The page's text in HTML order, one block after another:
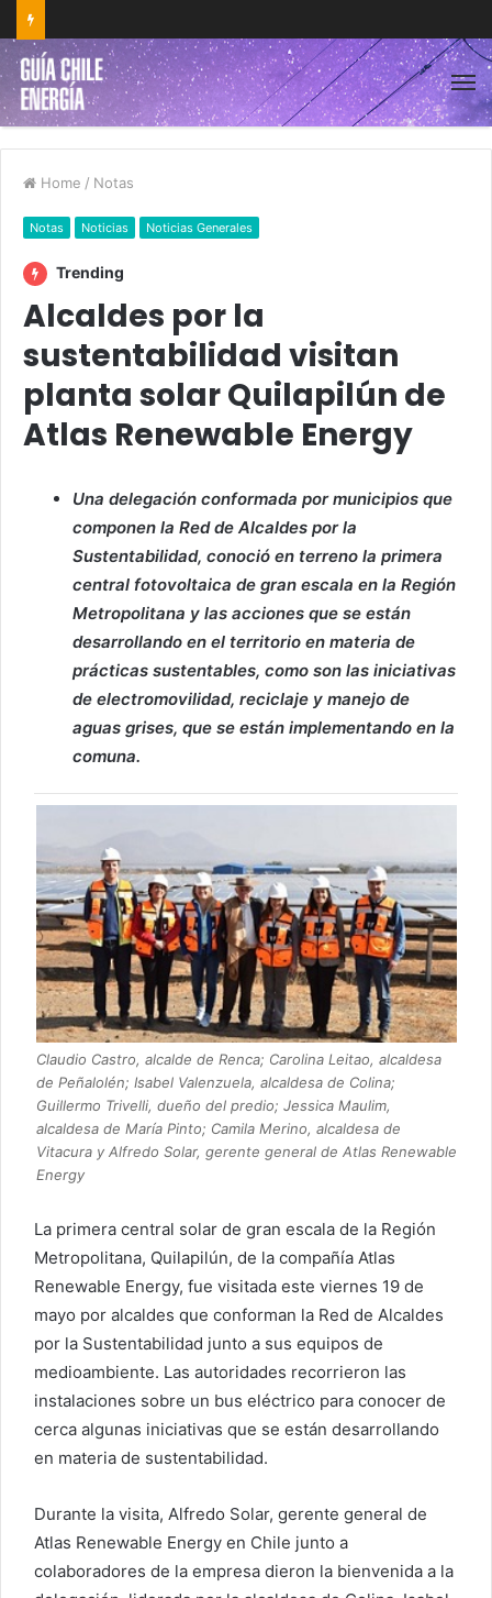
Home / Notas
Notas Noticias Noticias Generales
Trending
Alcaldes por la
sustentabilidad visitan
planta solar Quilapilún de
Atlas Renewable Energy
Una delegación conformada por municipios que
componen la Red de Alcaldes por la
Sustentabilidad, conoció en terreno la primera
central fotovoltaica de gran escala en la Región
Metropolitana y las acciones que se están
desarrollando en el territorio en materia de
prácticas sustentables, como son las iniciativas
de electromovilidad, reciclaje y manejo de
aguas grises, que se están implementando en la
comuna.
Claudio Castro, alcalde de Renca; Carolina Leitao, alcaldesa
de Peñalolén; Isabel Valenzuela, alcaldesa de Colina;
Guillermo Trivelli, dueño del predio; Jessica Maulim,
alcaldesa de María Pinto; Camila Merino, alcaldesa de
Vitacura y Alfredo Solar, gerente general de Atlas Renewable
Energy
La primera central solar de gran escala de la Región
Metropolitana, Quilapilún, de la compañía Atlas
Renewable Energy, fue visitada este viernes 19 de
mayo por alcaldes que conforman la Red de Alcaldes
por la Sustentabilidad junto a sus equipos de
medioambiente. Las autoridades recorrieron las
instalaciones sobre un bus eléctrico para conocer de
cerca algunas iniciativas que se están desarrollando
en materia de sustentabilidad.
Durante la visita, Alfredo Solar, gerente general de
Atlas Renewable Energy en Chile junto a
colaboradores de la empresa dieron la bienvenida a la